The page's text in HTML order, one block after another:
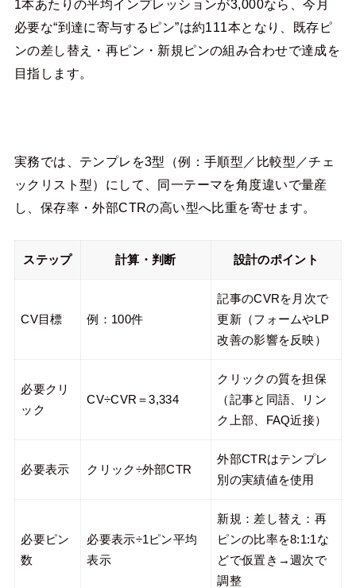
1本あたりの平均インプレッションが3,000なら、今月
必要な“到達に寄与するピン”は約111本となり、既存ピ
ンの差し替え・再ピン・新規ピンの組み合わせで達成を
目指します。
実務では、テンプレを3型（例：手順型／比較型／チェ
ックリスト型）にして、同一テーマを角度違いで量産
し、保存率・外部CTRの高い型へ比重を寄せます。
ステップ 計算・判断 設計のポイント
CV目標 例：100件
記事のCVRを月次で
更新（フォームやLP
改善の影響を反映）
必要クリ
ック
CV÷CVR＝3,334
クリックの質を担保
（記事と同語、リン
ク上部、FAQ近接）
必要表示 クリック÷外部CTR
外部CTRはテンプレ
別の実績値を使用
必要ピン
数
必要表示÷1ピン平均
表示
新規：差し替え：再
ピンの比率を8:1:1な
どで仮置き→週次で
調整